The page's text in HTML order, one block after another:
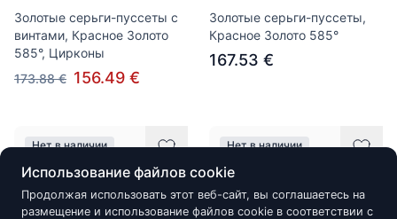
Золотые серьги-пуссеты с
винтами, Красное Золото
585°, Цирконы
173.88 € 156.49 €
Золотые серьги-пуссеты,
Красное Золото 585°
167.53 €
Нет в наличии Нет в наличии
Использование файлов cookie
Продолжая использовать этот веб-сайт, вы соглашаетесь на
размещение и использование файлов cookie в соответствии с